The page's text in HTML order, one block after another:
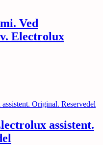
Ved
Electrolux
assistent.